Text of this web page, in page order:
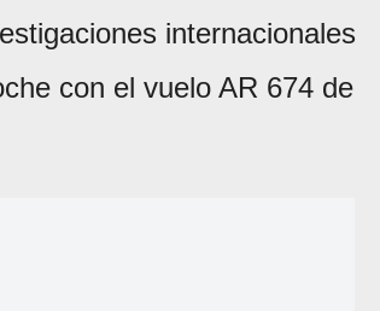
internacionales
con el vuelo AR 674 de